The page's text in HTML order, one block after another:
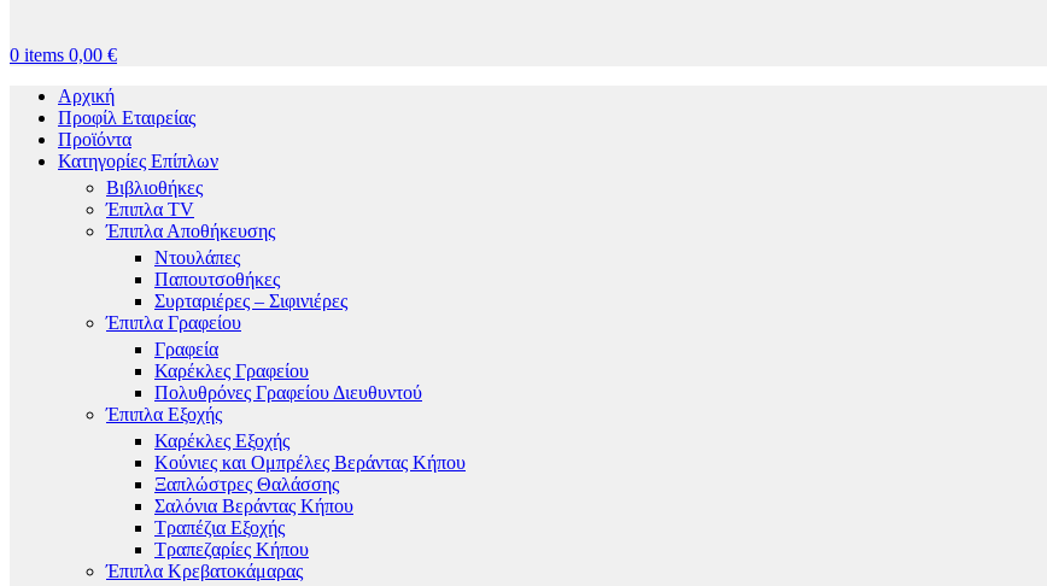
0 items 0,00 €
Αρχική
Προφίλ Εταιρείας
Προϊόντα
Κατηγορίες Επίπλων
Βιβλιοθήκες
Έπιπλα TV
Έπιπλα Αποθήκευσης
Ντουλάπες
Παπουτσοθήκες
Συρταριέρες – Σιφινιέρες
Έπιπλα Γραφείου
Γραφεία
Καρέκλες Γραφείου
Πολυθρόνες Γραφείου Διευθυντού
Έπιπλα Εξοχής
Καρέκλες Εξοχής
Κούνιες και Ομπρέλες Βεράντας Κήπου
Ξαπλώστρες Θαλάσσης
Σαλόνια Βεράντας Κήπου
Τραπέζια Εξοχής
Τραπεζαρίες Κήπου
Έπιπλα Κρεβατοκάμαρας